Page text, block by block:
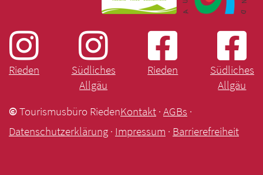
©Tourismusbüro RiedenKontakt · AGBs ·
Datenschutzerklärung · Impressum · Barrierefreiheit
Rieden
Südliches
Allgäu
Rieden
Südliches
Allgäu